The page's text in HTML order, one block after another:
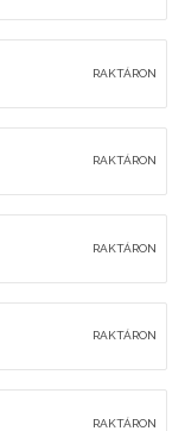
RAKTÁRON
RAKTÁRON
RAKTÁRON
RAKTÁRON
RAKTÁRON